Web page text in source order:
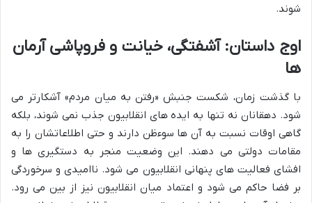
شوند.
اوج داستان: آشفتگی، خیانت و فروپاشی آرمان
ها
با گذشت زمان، شکست جنبش «رفتن به میان مردم» آشکارتر می
شود. دهقانان نه تنها به ایده های انقلابیون جذب نمی شوند، بلکه
گاهی اوقات نسبت به آن ها سوءظن دارند و حتی اطلاعاتشان را به
مقامات دولتی می دهند. این وضعیت منجر به دستگیری ها و
افشای فعالیت های پنهانی انقلابیون می شود. ناامیدی و سرخوردگی
بر فضا حاکم می شود و اعتماد میان انقلابیون نیز از بین می رود.